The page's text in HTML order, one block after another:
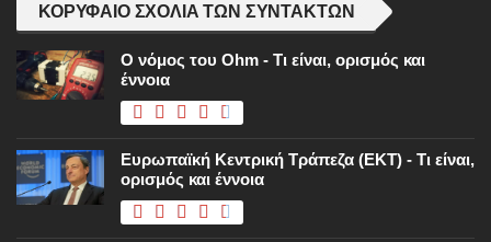
ΚΟΡΥΦΑΊΟ ΣΧΌΛΙΑ ΤΩΝ ΣΥΝΤΑΚΤΏΝ
Ο νόμος του Ohm - Τι είναι, ορισμός και
έννοια
Ευρωπαϊκή Κεντρική Τράπεζα (ΕΚΤ) - Τι είναι,
ορισμός και έννοια